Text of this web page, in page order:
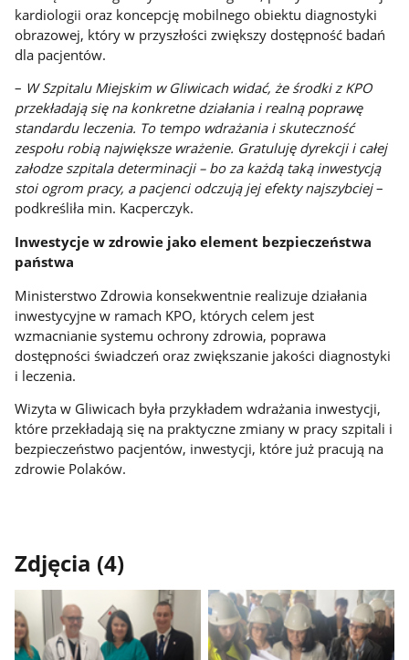
kardiologii oraz koncepcję mobilnego obiektu diagnostyki
obrazowej, który w przyszłości zwiększy dostępność badań
dla pacjentów.
– W Szpitalu Miejskim w Gliwicach widać, że środki z KPO
przekładają się na konkretne działania i realną poprawę
standardu leczenia. To tempo wdrażania i skuteczność
zespołu robią największe wrażenie. Gratuluję dyrekcji i całej
załodze szpitala determinacji – bo za każdą taką inwestycją
stoi ogrom pracy, a pacjenci odczują jej efekty najszybciej–
podkreśliła min. Kacperczyk.
Inwestycje w zdrowie jako element bezpieczeństwa
państwa
Ministerstwo Zdrowia konsekwentnie realizuje działania
inwestycyjne w ramach KPO, których celem jest
wzmacnianie systemu ochrony zdrowia, poprawa
dostępności świadczeń oraz zwiększanie jakości diagnostyki
i leczenia.
Wizyta w Gliwicach była przykładem wdrażania inwestycji,
które przekładają się na praktyczne zmiany w pracy szpitali i
bezpieczeństwo pacjentów, inwestycji, które już pracują na
zdrowie Polaków.
Zdjęcia (4)